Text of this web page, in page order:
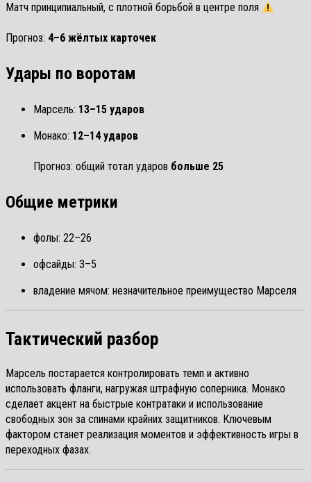
Матч принципиальный, с плотной борьбой в центре поля
Прогноз: 4–6 жёлтых карточек
Удары по воротам
Марсель: 13–15 ударов
Монако: 12–14 ударов
Прогноз: общий тотал ударов больше 25
Общие метрики
фолы: 22–26
офсайды: 3–5
владение мячом: незначительное преимущество Марселя
Тактический разбор
Марсель постарается контролировать темп и активно
использовать фланги, нагружая штрафную соперника. Монако
сделает акцент на быстрые контратаки и использование
свободных зон за спинами крайних защитников. Ключевым
фактором станет реализация моментов и эффективность игры в
переходных фазах.